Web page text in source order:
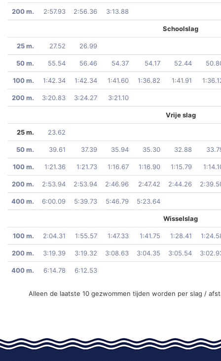
200 m. 2:57.93 2:56.36 3:13.88
Schoolslag
25 m. 27.52 26.99
50 m. 55.54 56.46 54.37 54.17 52.44
100 m. 1:42.34 1:42.34 1:41.60 1:36.82 1:41.91
200 m. 3:20.83 3:24.27 3:21.10
Vrije slag
25 m. 23.62
50 m. 39.61 37.39 35.94 35.30 32.88
100 m. 1:21.36 1:21.73 1:16.67 1:16.90 1:15.79
200 m. 2:53.94 2:53.94 2:46.96 2:47.42 2:44.26
400 m. 6:00.09 5:39.73 5:46.79 5:23.64
Wisselslag
100 m. 2:04.31 1:55.57 1:47.33 1:41.75 1:28.41
200 m. 3:19.39 3:19.32 3:08.63 3:04.35 3:05.54
400 m. 6:14.78 6:12.53
Alleen de laatste 10 gezwommen tijden worden per slag /